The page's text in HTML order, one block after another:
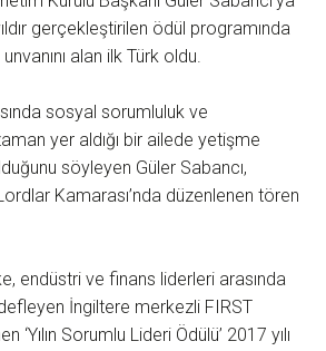
gerçekleştirilen ödül programında
unvanını alan ilk Türk oldu.
sosyal sorumluluk ve
yer aldığı bir ailede yetişme
söyleyen Güler Sabancı,
Kamarası’nda düzenlenen tören
endüstri ve finans liderleri arasında
İngiltere merkezli FIRST
‘Yılın Sorumlu Lideri Ödülü’ 2017 yılı